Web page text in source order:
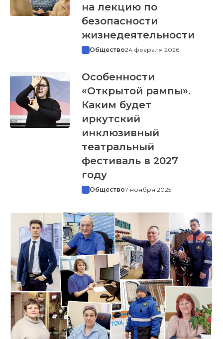
на лекцию по
безопасности
жизнедеятельности
Общество24 февраля 2026
Особенности
«Открытой рампы».
Каким будет
иркутский
инклюзивный
театральный
фестиваль в 2027
году
Общество7 ноября 2025